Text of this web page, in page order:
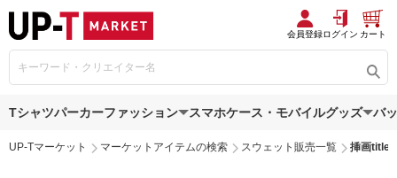
会員登録ログイン カート
Tシャツパーカーファッション スマホケース・モバイルグッズ バ
UP-Tマーケット マーケットアイテムの検索 スウェット販売一覧 挿画